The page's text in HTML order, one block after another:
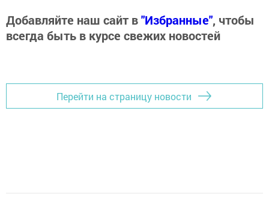
Добавляйте наш сайт в"Избранные", чтобы
всегда быть в курсе свежих новостей
Перейти на страницу новости